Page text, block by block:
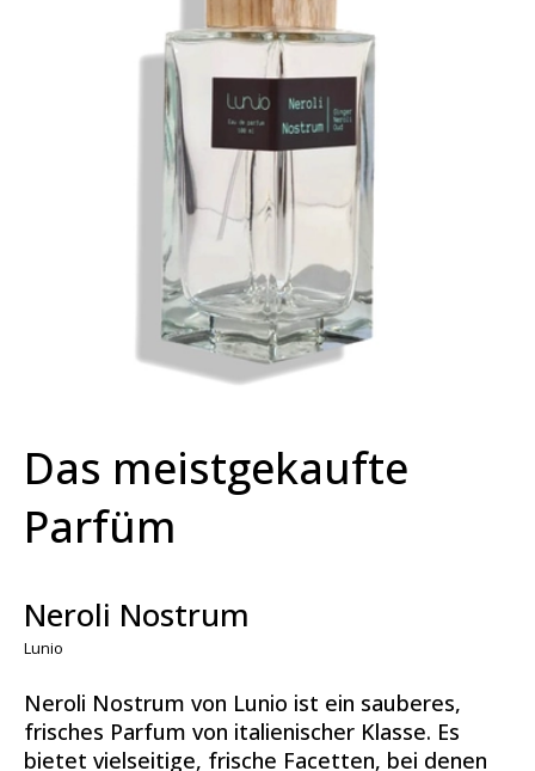
Das meistgekaufte
Parfüm
Neroli Nostrum
Lunio
Neroli Nostrum von Lunio ist ein sauberes,
frisches Parfum von italienischer Klasse. Es
bietet vielseitige, frische Facetten, bei denen